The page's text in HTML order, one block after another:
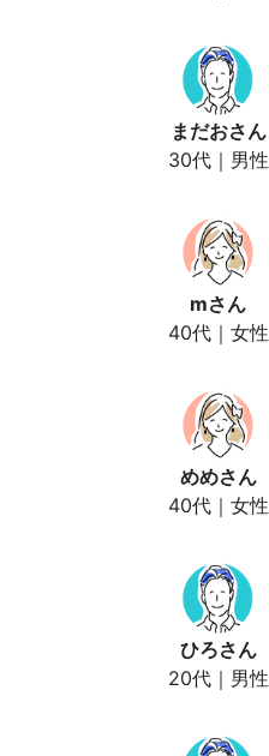
まだおさん
30代｜男性
mさん
40代｜女性
めめさん
40代｜女性
ひろさん
20代｜男性